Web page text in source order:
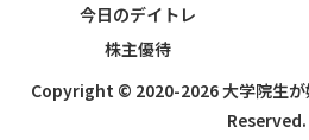
今日のデイトレ
株主優待
Copyright © 2020-2026 大学院生
Reserved.